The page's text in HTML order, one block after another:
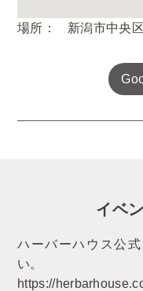
場所： 新潟市中央
イベ
ハーバーハウス公
い。
https://